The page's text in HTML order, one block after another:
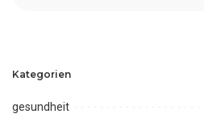
Kategorien
gesundheit